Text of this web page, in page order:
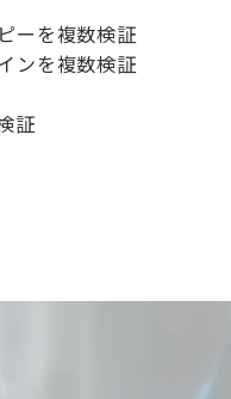
ーを複数検証
ンを複数検証
証